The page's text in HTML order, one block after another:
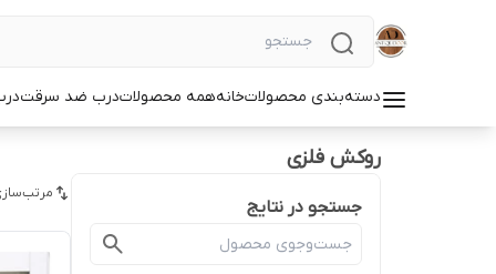
دسته‌بندی محصولاتخانههمه محصولاتدرب ضد سرقت
روکش فلزی
جستجو در نتایج